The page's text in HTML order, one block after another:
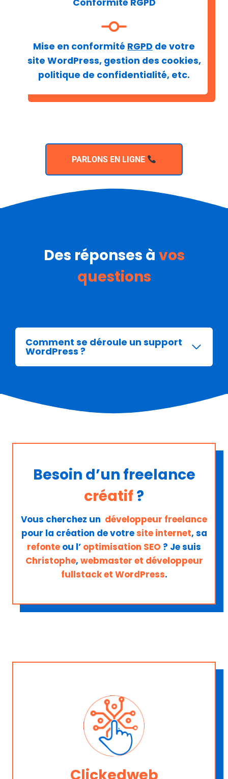
Conformité RGPD
Mise en conformité RGPD de votre
site WordPress, gestion des cookies,
politique de confidentialité, etc.
PARLONS EN LIGNE
Des réponses à vos
questions
Comment se déroule un support
WordPress ?
Besoin d’un freelance
créatif ?
Vous cherchez un développeur freelance
pour la création de votresite internet, sa
refonte ou l’ optimisation SEO ? Je suis
Christophe, webmaster et développeur
fullstack et WordPress.
Clickedweb